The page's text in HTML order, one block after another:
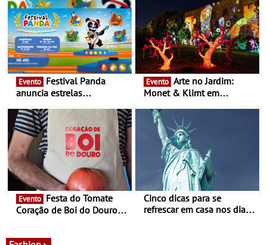
Evento
anuncia estrelas
- Entre Junho e Julho pelo
país
Evento
Monet & Klimt em
ao final de Setembro -
Experiência luminosa no
jardim do Museu de
Alberto Sampaio
Evento
Coração de Boi do Douro -
Cinco dicas para se
refrescar em casa nos dias